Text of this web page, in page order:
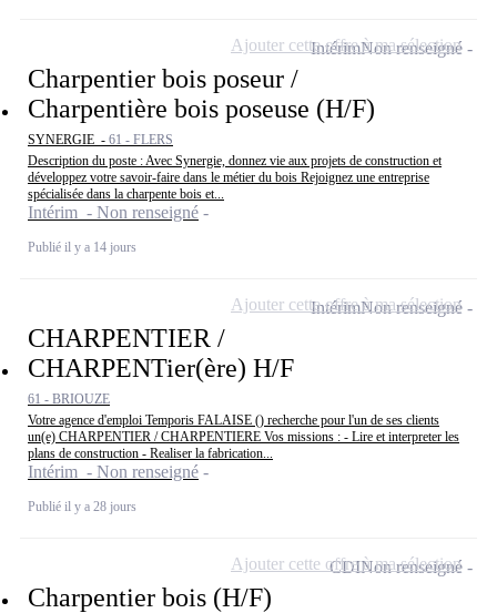
Charpentier bois poseur /
Charpentière bois poseuse (H/F)
SYNERGIE - 61 - FLERS
Description du poste : Avec Synergie, donnez vie aux projets de construction et
développez votre savoir-faire dans le métier du bois Rejoignez une entreprise
spécialisée dans la charpente bois et...
Intérim - Non renseigné
Publié il y a 14 jours
IntérimNon renseigné
Ajouter cette offre à ma sélection
CHARPENTIER /
CHARPENTier(ère) H/F
61 - BRIOUZE
Votre agence d'emploi Temporis FALAISE () recherche pour l'un de ses clients
un(e) CHARPENTIER / CHARPENTIERE Vos missions : - Lire et interpreter les
plans de construction - Realiser la fabrication...
Intérim - Non renseigné
Publié il y a 28 jours
IntérimNon renseigné
Ajouter cette offre à ma sélection
Charpentier bois (H/F)
CDINon renseigné
Ajouter cette offre à ma sélection